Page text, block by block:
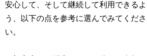
安心して、そして継続して利用できるよ
う、以下の点を参考に選んでみてくださ
い。